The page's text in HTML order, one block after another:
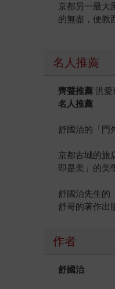
京都另一最大
的無盡，便教
名人推薦
齊聲推薦 洪愛
名人推薦
舒國治的「門
京都古城的旅
即是美」的
舒國治先生的
舒哥的著作出
作者
舒國治